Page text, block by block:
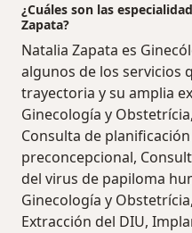
¿Cuáles son las
Zapata?
Natalia Zapata es
algunos de los servicios
trayectoria y su amplia
Ginecología y
Consulta de
preconcepcional,
del virus de papiloma
Ginecología y
Extracción del DIU,